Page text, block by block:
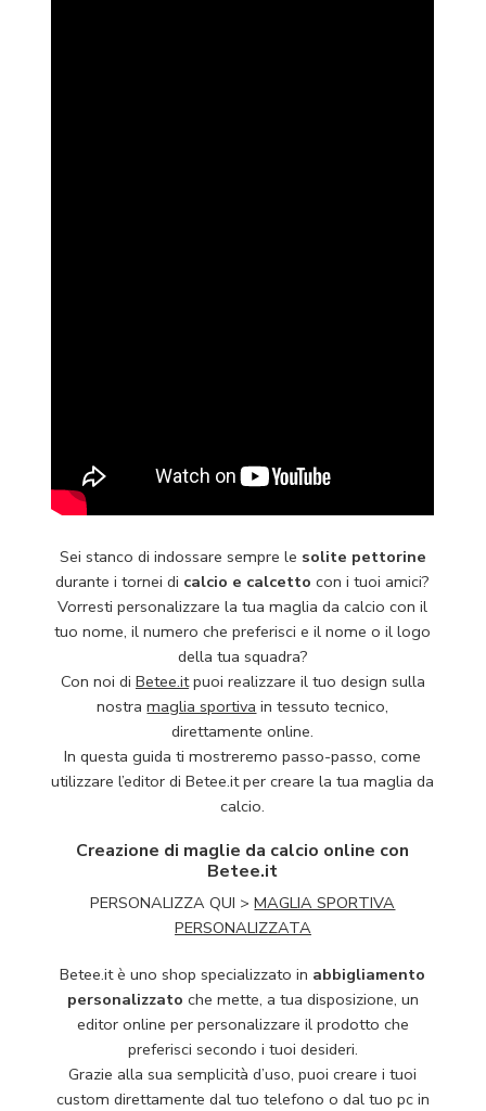
Sei stanco di indossare sempre le solite pettorine
durante i tornei di calcio e calcetto con i tuoi amici?
Vorresti personalizzare la tua maglia da calcio con il
tuo nome, il numero che preferisci e il nome o il logo
della tua squadra?
Con noi di Betee.itpuoi realizzare il tuo design sulla
nostramaglia sportiva in tessuto tecnico,
direttamente online.
In questa guida ti mostreremo passo-passo, come
utilizzare l’editor di Betee.it per creare la tua maglia da
calcio.
Creazione di maglie da calcio online con
Betee.it
PERSONALIZZA QUI >MAGLIA SPORTIVA
PERSONALIZZATA
Betee.it è uno shop specializzato in abbigliamento
personalizzato che mette, a tua disposizione, un
editor online per personalizzare il prodotto che
preferisci secondo i tuoi desideri.
Grazie alla sua semplicità d’uso, puoi creare i tuoi
custom direttamente dal tuo telefono o dal tuo pc in